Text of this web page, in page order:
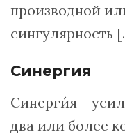
производной
сингулярность
Синергия
Синерги́я –
два или более